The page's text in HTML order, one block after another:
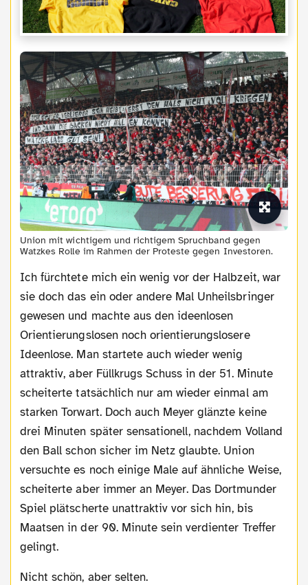
Union mit wichtigem und richtigem Spruchband gegen
Watzkes Rolle im Rahmen der Proteste gegen Investoren.
Ich fürchtete mich ein wenig vor der Halbzeit, war
sie doch das ein oder andere Mal Unheilsbringer
gewesen und machte aus den ideenlosen
Orientierungslosen noch orientierungslosere
Ideenlose. Man startete auch wieder wenig
attraktiv, aber Füllkrugs Schuss in der 51. Minute
scheiterte tatsächlich nur am wieder einmal am
starken Torwart. Doch auch Meyer glänzte keine
drei Minuten später sensationell, nachdem Volland
den Ball schon sicher im Netz glaubte. Union
versuchte es noch einige Male auf ähnliche Weise,
scheiterte aber immer an Meyer. Das Dortmunder
Spiel plätscherte unattraktiv vor sich hin, bis
Maatsen in der 90. Minute sein verdienter Treffer
gelingt.
Nicht schön, aber selten.